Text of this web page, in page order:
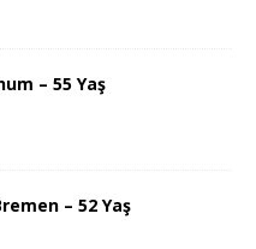
– 55 Yaş
– 52 Yaş